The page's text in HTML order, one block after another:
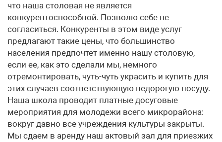
что наша столовая не является
конкурентоспособной. Позволю себе не
согласиться. Конкуренты в этом виде услуг
предлагают такие цены, что большинство
населения предпочтет именно нашу столовую,
если ее, как это сделали мы, немного
отремонтировать, чуть-чуть украсить и купить для
этих случаев соответствующую недорогую посуду.
Наша школа проводит платные досуговые
мероприятия для молодежи всего микрорайона:
вокруг давно все учреждения культуры закрыты.
Мы сдаем в аренду наш актовый зал для приезжих